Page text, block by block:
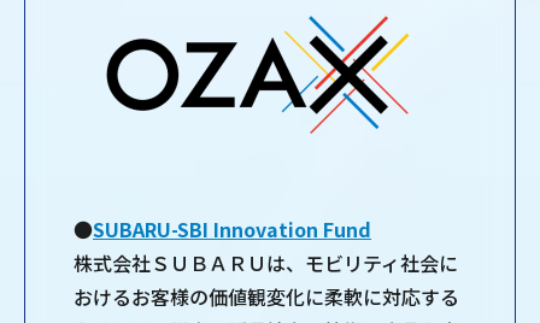
●SUBARU-SBI Innovation Fund
株式会社ＳＵＢＡＲＵは、モビリティ社会に
おけるお客様の価値観変化に柔軟に対応する